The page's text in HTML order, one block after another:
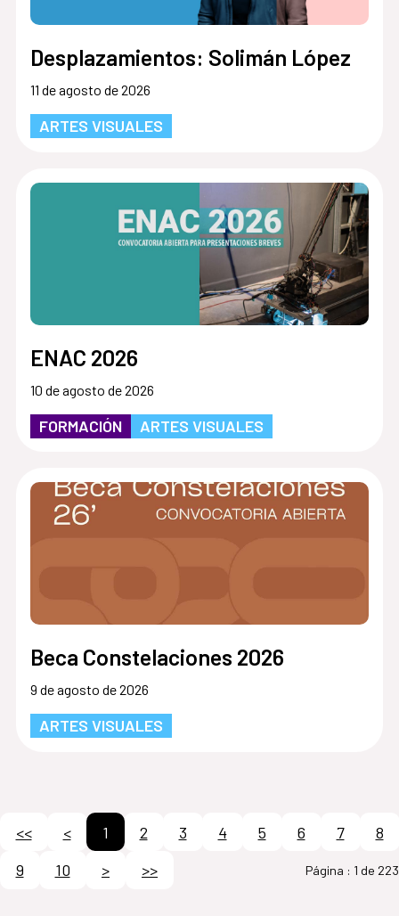
Desplazamientos: Solimán López
11 de agosto de 2026
ARTES VISUALES
ENAC 2026
10 de agosto de 2026
FORMACIÓN ARTES VISUALES
Beca Constelaciones 2026
9 de agosto de 2026
ARTES VISUALES
<< < 1 2 3 4 5 6 7
8
9
10 > >> Página : 1 de 223